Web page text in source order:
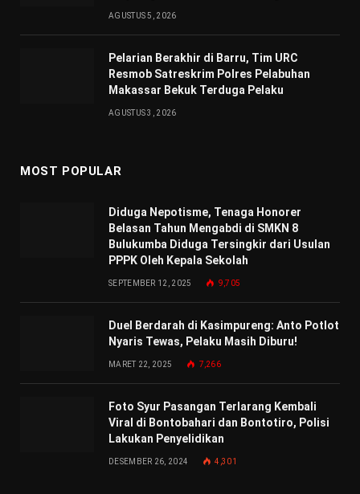
AGUSTUS 5, 2026
Pelarian Berakhir di Barru, Tim URC
Resmob Satreskrim Polres Pelabuhan
Makassar Bekuk Terduga Pelaku
AGUSTUS 3, 2026
MOST POPULAR
Diduga Nepotisme, Tenaga Honorer
Belasan Tahun Mengabdi di SMKN 8
Bulukumba Diduga Tersingkir dari Usulan
PPPK Oleh Kepala Sekolah
SEPTEMBER 12, 2025 9,705
Duel Berdarah di Kasimpureng: Anto Potlot
Nyaris Tewas, Pelaku Masih Diburu!
MARET 22, 2025 7,266
Foto Syur Pasangan Terlarang Kembali
Viral di Bontobahari dan Bontotiro, Polisi
Lakukan Penyelidikan
DESEMBER 26, 2024 4,301